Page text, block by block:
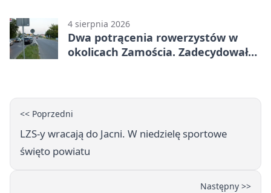
4 sierpnia 2026
Dwa potrącenia rowerzystów w
okolicach Zamościa. Zadecydowało
<< Poprzedni
LZS-y wracają do Jacni. W niedzielę sportowe
święto powiatu
Następny >>